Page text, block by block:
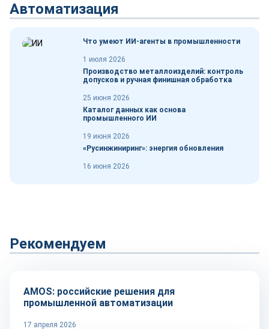
Автоматизация
Что умеют ИИ-агенты в промышленности
1 июля 2026
Производство металлоизделий: контроль
допусков и ручная финишная обработка
25 июня 2026
Каталог данных как основа
промышленного ИИ
19 июня 2026
«Русинжиниринг»: энергия обновления
16 июня 2026
Рекомендуем
Автоматизация
AMOS: российские решения для
промышленной автоматизации
17 апреля 2026
Оборудование и инструмент